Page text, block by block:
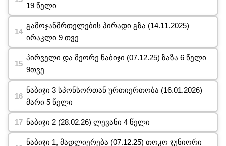
19 წელი
გამოჯანმრთელების პირადი გზა (14.11.2025)
ირაკლი 9 თვე
პირველი და მეორე ნაბიჯი (07.12.25) ზაზა 6 წელი
9თვე
ნაბიჯი 3 სპონსორთან ურთიერთობა (16.01.2026)
მარი 5 წელი
ნაბიჯი 2 (28.02.26) ლევანი 4 წელი
ნაბიჯი 1, მადლიერება (07.12.25) თოკო ჯუნიორი